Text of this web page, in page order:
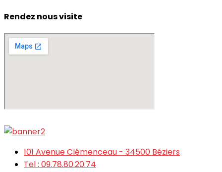
Rendez nous visite
101 Avenue Clémenceau - 34500 Béziers
Tel : 09.78.80.20.74